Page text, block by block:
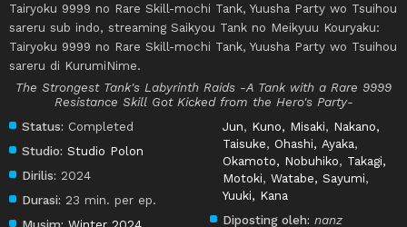
Tairyoku 9999 no Rare Skill-mochi Tank, Yuusha Party wo Tsuihou
sareru sub indo, streaming Saikyou Tank no Meikyuu Kouryaku:
Tairyoku 9999 no Rare Skill-mochi Tank, Yuusha Party wo Tsuihou
sareru di KurumiNime.
The Strongest Tank's Labyrinth Raids -A Tank with a Rare 9999
Resistance Skill Got Kicked from the Hero's Party-
Status: Completed
Studio: Studio Polon
Dirilis: 2024
Durasi: 23 min. per ep.
Jun, Kuno, Misaki, Nakano,
Taisuke, Ohashi, Ayaka,
Okamoto, Nobuhiko, Takagi,
Motoki,Watabe, Sayumi,
Yuuki, Kana
Diposting oleh: nanz